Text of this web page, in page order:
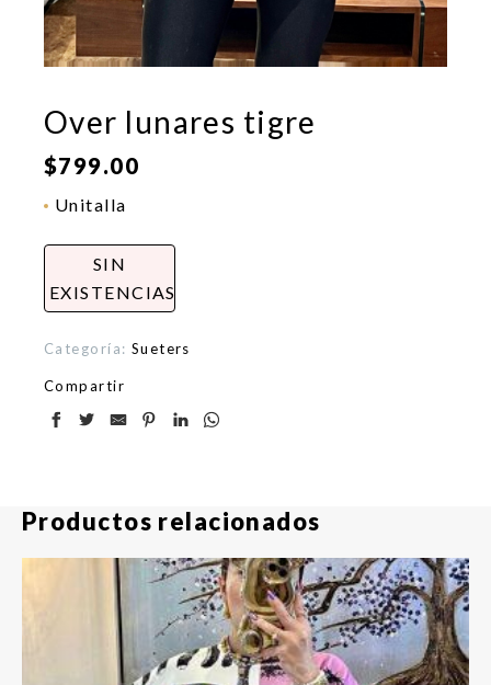
Over lunares tigre
$799.00
Unitalla
SIN
EXISTENCIAS
Categoría: Sueters
Compartir
Productos relacionados